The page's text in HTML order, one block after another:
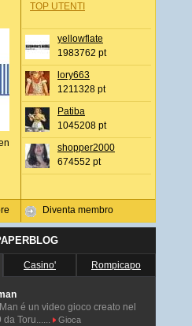
TOP UTENTI
yellowflate
1983762 pt
lory663
1211328 pt
Patiba
1045208 pt
shopper2000
674552 pt
Diventa membro
Casino' Rompicapo
é un video gioco creato nel
da Toru......
Gioca